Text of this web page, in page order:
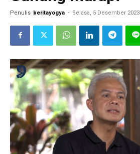
Penulis beritayogya - Selasa, 5 Desember 2023